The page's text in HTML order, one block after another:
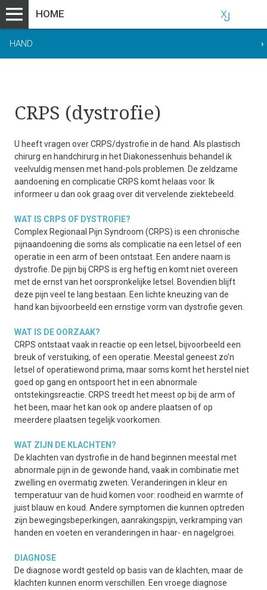
HOME
HAND ›
CRPS (dystrofie)
U heeft vragen over CRPS/dystrofie in de hand. Als plastisch
chirurg en handchirurg in het Diakonessenhuis behandel ik
veelvuldig mensen met hand-pols problemen. De zeldzame
aandoening en complicatie CRPS komt helaas voor. Ik
informeer u dan ook graag over dit vervelende ziektebeeld.
WAT IS CRPS OF DYSTROFIE?
Complex Regionaal Pijn Syndroom (CRPS) is een chronische
pijnaandoening die soms als complicatie na een letsel of een
operatie in een arm of been ontstaat. Een andere naam is
dystrofie. De pijn bij CRPS is erg heftig en komt niet overeen
met de ernst van het oorspronkelijke letsel. Bovendien blijft
deze pijn veel te lang bestaan. Een lichte kneuzing van de
hand kan bijvoorbeeld een ernstige vorm van dystrofie geven.
WAT IS DE OORZAAK?
CRPS ontstaat vaak in reactie op een letsel, bijvoorbeeld een
breuk of verstuiking, of een operatie. Meestal geneest zo’n
letsel of operatiewond prima, maar soms komt het herstel niet
goed op gang en ontspoort het in een abnormale
ontstekingsreactie. CRPS treedt het meest op bij de arm of
het been, maar het kan ook op andere plaatsen of op
meerdere plaatsen tegelijk voorkomen.
WAT ZIJN DE KLACHTEN?
De klachten van dystrofie in de hand beginnen meestal met
abnormale pijn in de gewonde hand, vaak in combinatie met
zwelling en overmatig zweten. Veranderingen in kleur en
temperatuur van de huid komen voor: roodheid en warmte of
juist blauw en koud. Andere symptomen die kunnen optreden
zijn bewegingsbeperkingen, aanrakingspijn, verkramping van
handen en voeten en veranderingen in haar- en nagelgroei.
DIAGNOSE
De diagnose wordt gesteld op basis van de klachten, maar de
klachten kunnen enorm verschillen. Een vroege diagnose